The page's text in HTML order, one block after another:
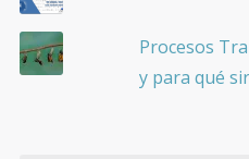
Procesos
y para qué